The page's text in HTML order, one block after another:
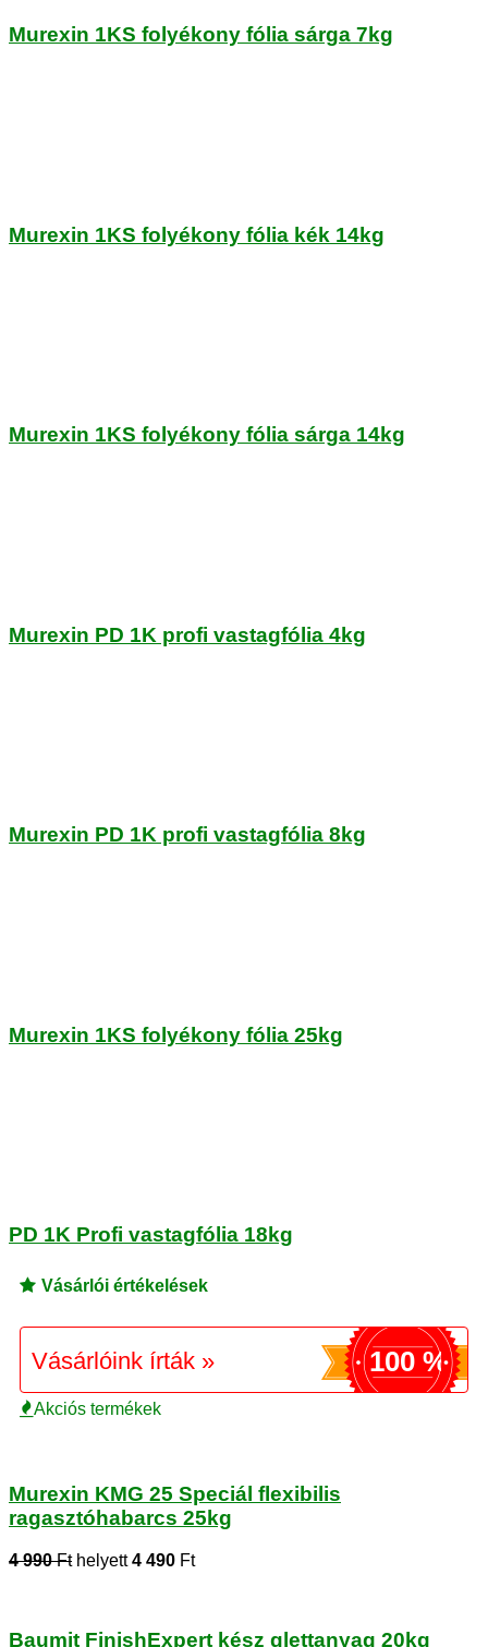
Murexin 1KS folyékony fólia sárga 7kg
Murexin 1KS folyékony fólia kék 14kg
Murexin 1KS folyékony fólia sárga 14kg
Murexin PD 1K profi vastagfólia 4kg
Murexin PD 1K profi vastagfólia 8kg
Murexin 1KS folyékony fólia 25kg
PD 1K Profi vastagfólia 18kg
Vásárlói értékelések
Vásárlóink írták » 100 %
Akciós termékek
Murexin KMG 25 Speciál flexibilis
ragasztóhabarcs 25kg
4 990 Fthelyett4 490 Ft
Baumit FinishExpert kész glettanyag 20kg